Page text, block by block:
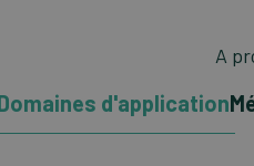
A
d'application